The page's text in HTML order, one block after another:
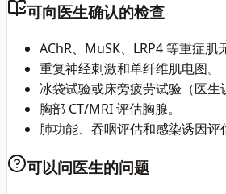
可向医生确认的检查
AChR、MuSK、LRP4 等重症肌
重复神经刺激和单纤维肌电图。
冰袋试验或床旁疲劳试验（医生
胸部 CT/MRI 评估胸腺。
肺功能、吞咽评估和感染诱因评
可以问医生的问题